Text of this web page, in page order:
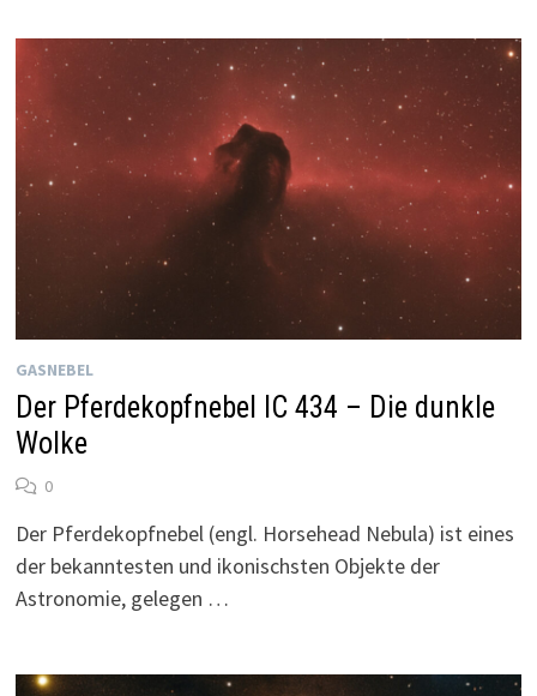
GASNEBEL
Der Pferdekopfnebel IC 434 – Die dunkle
Wolke
0
Der Pferdekopfnebel (engl. Horsehead Nebula) ist eines
der bekanntesten und ikonischsten Objekte der
Astronomie, gelegen …